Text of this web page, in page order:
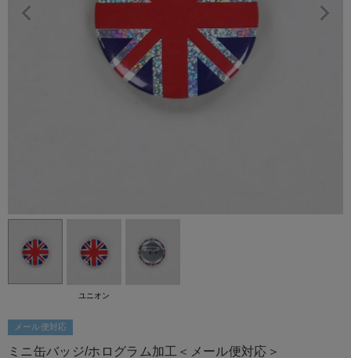
メール便対応
ミニ缶バッジ/ホログラム加工＜メール便対応＞
ユニオン